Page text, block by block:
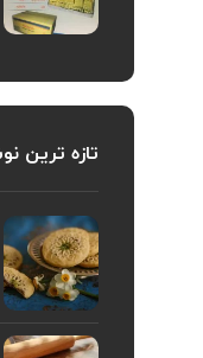
تازه ترین